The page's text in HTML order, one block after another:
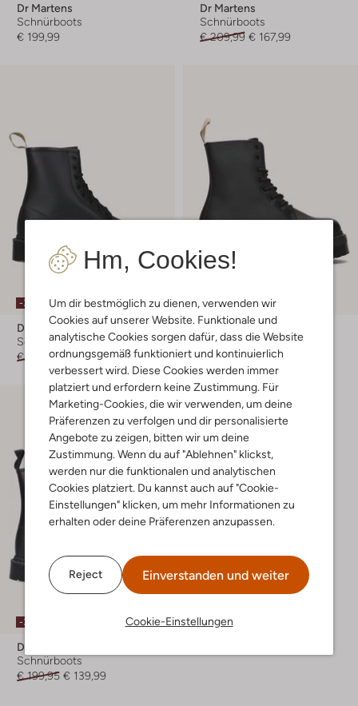
Hm, Cookies!
Um dir bestmöglich zu dienen, verwenden wir
Cookies auf unserer Website. Funktionale und
analytische Cookies sorgen dafür, dass die Website
ordnungsgemäß funktioniert und kontinuierlich
verbessert wird. Diese Cookies werden immer
platziert und erfordern keine Zustimmung. Für
Marketing-Cookies, die wir verwenden, um deine
Präferenzen zu verfolgen und dir personalisierte
Angebote zu zeigen, bitten wir um deine
Zustimmung. Wenn du auf "Ablehnen" klickst,
werden nur die funktionalen und analytischen
Cookies platziert. Du kannst auch auf "Cookie-
Einstellungen" klicken, um mehr Informationen zu
erhalten oder deine Präferenzen anzupassen.
Reject Einverstanden und weiter
Cookie-Einstellungen
Dr Martens
Schnürboots
€ 199,99
Dr Martens
Schnürboots
€ 209,99 € 167,99
-30%
Dr Martens
Schnürboots
€ 219,95 € 153,99
-30%
Dr Martens
Schnürboots
€ 229,95 € 160,99
-30%
Dr Martens
Schnürboots
€ 199,95 € 139,99